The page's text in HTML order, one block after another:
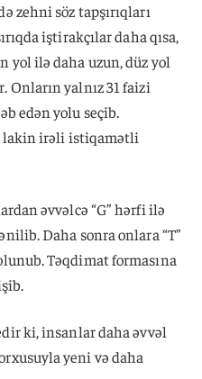
zehni söz tapşırıqları
iştirakçılar daha qısa,
yol ilə daha uzun, düz yol
Onların yalnız 31 faizi
edən yolu seçib.
lakin irəli istiqamətli
əvvəlcə “G” hərfi ilə
Daha sonra onlara “T”
Təqdimat formasına
ki, insanlar daha əvvəl
yeni və daha